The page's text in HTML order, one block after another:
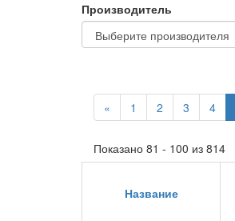
Производитель
« 1 2 3 4
Показано 81 - 100 из 814
Название